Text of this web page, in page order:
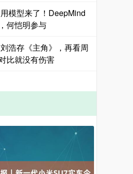
模型来了！DeepMind
何恺明参与
浩存《主角》，再看周
比就没有伤害